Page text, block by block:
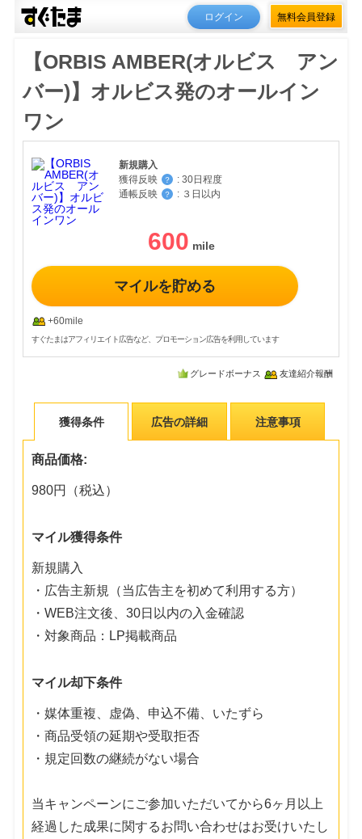
ログイン 無料会員登録
【ORBIS AMBER(オルビス アン
バー)】オルビス発のオールイン
ワン
新規購入
獲得反映
？ : 30日程度
通帳反映
？ : ３日以内
600
マイルを貯める
+60mile
すぐたまはアフィリエイト広告など、プロモーション広告を利用しています
グレードボーナス 友達紹介報酬
獲得条件 広告の詳細 注意事項
商品価格:
980円（税込）
マイル獲得条件
新規購入
・広告主新規（当広告主を初めて利用する方）
・WEB注文後、30日以内の入金確認
・対象商品：LP掲載商品
マイル却下条件
・媒体重複、虚偽、申込不備、いたずら
・商品受領の延期や受取拒否
・規定回数の継続がない場合
当キャンペーンにご参加いただいてから6ヶ月以上
経過した成果に関するお問い合わせはお受けいたし